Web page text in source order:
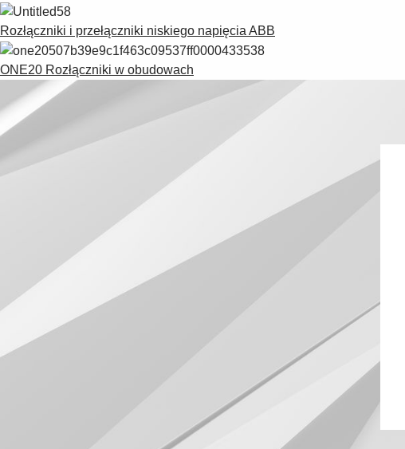
Rozłączniki i przełączniki niskiego napięcia ABB
ONE20 Rozłączniki w obudowach